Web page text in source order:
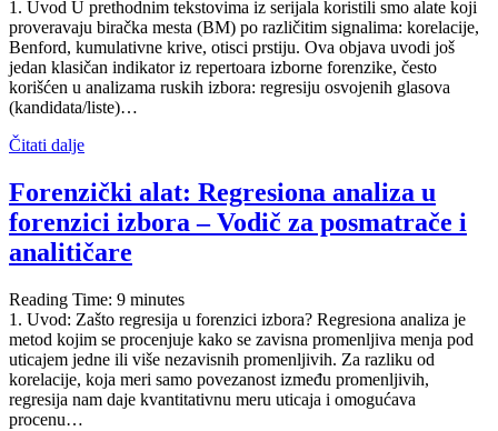
1. Uvod U prethodnim tekstovima iz serijala koristili smo alate koji
proveravaju biračka mesta (BM) po različitim signalima: korelacije,
Benford, kumulativne krive, otisci prstiju. Ova objava uvodi još
jedan klasičan indikator iz repertoara izborne forenzike, često
korišćen u analizama ruskih izbora: regresiju osvojenih glasova
(kandidata/liste)…
Čitati dalje
Forenzički alat: Regresiona analiza u
forenzici izbora – Vodič za posmatrače i
analitičare
Reading Time: 9 minutes
1. Uvod: Zašto regresija u forenzici izbora? Regresiona analiza je
metod kojim se procenjuje kako se zavisna promenljiva menja pod
uticajem jedne ili više nezavisnih promenljivih. Za razliku od
korelacije, koja meri samo povezanost između promenljivih,
regresija nam daje kvantitativnu meru uticaja i omogućava
procenu…